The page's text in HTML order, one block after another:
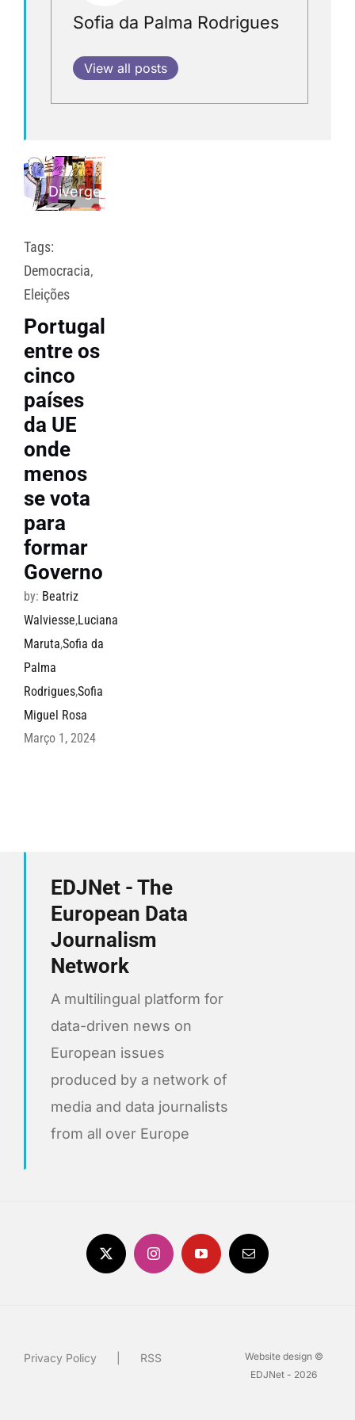
Sofia da Palma Rodrigues
View all posts
Divergente
Tags:
Democracia,
Eleições
Portugal
entre os
cinco
países
da UE
onde
menos
se vota
para
formar
Governo
by: Beatriz
Walviesse,Luciana
Maruta,Sofia da
Palma
Rodrigues,Sofia
Miguel Rosa
Março 1, 2024
EDJNet - The
European Data
Journalism
Network
A multilingual platform for
data-driven news on
European issues
produced by a network of
media and data journalists
from all over Europe
Privacy Policy RSS
Website design ©
EDJNet - 2026